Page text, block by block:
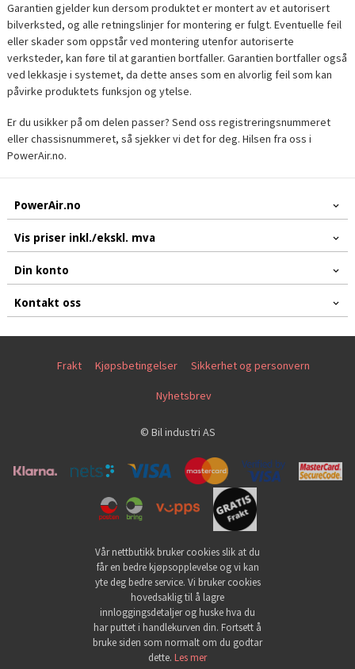
Garantien gjelder kun dersom produktet er montert av et autorisert
bilverksted, og alle retningslinjer for montering er fulgt. Eventuelle feil
eller skader som oppstår ved montering utenfor autoriserte
verksteder, kan føre til at garantien bortfaller. Garantien bortfaller også
ved lekkasje i systemet, da dette anses som en alvorlig feil som kan
påvirke produktets funksjon og ytelse.
Er du usikker på om delen passer? Send oss registreringsnummeret
eller chassisnummeret, så sjekker vi det for deg. Hilsen fra oss i
PowerAir.no.
PowerAir.no
Vis priser inkl./ekskl. mva
Din konto
Kontakt oss
Frakt Kjøpsbetingelser Sikkerhet og personvern
Nyhetsbrev
© Bil industri AS
Vår nettbutikk bruker cookies slik at du
får en bedre kjøpsopplevelse og vi kan
yte deg bedre service. Vi bruker cookies
hovedsaklig til å lagre
innloggingsdetaljer og huske hva du
har puttet i handlekurven din. Fortsett å
bruke siden som normalt om du godtar
dette. Les mer